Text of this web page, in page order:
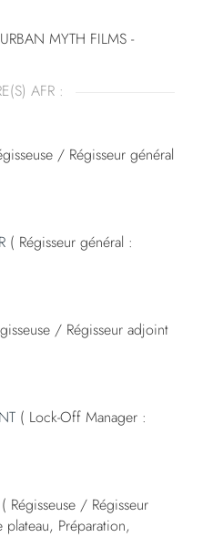
URBAN MYTH FILMS -
AFR :
/ Régisseur général
( Régisseur général :
/ Régisseur adjoint
( Lock-Off Manager :
( Régisseuse / Régisseur
Préparation,